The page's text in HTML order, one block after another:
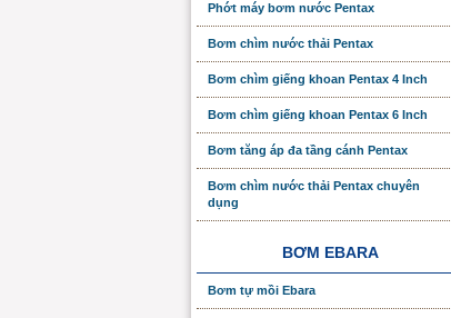
Phớt máy bơm nước Pentax
Bơm chìm nước thải Pentax
Bơm chìm giếng khoan Pentax 4 Inch
Bơm chìm giếng khoan Pentax 6 Inch
Bơm tăng áp đa tầng cánh Pentax
Bơm chìm nước thải Pentax chuyên
dụng
BƠM EBARA
Bơm tự mồi Ebara